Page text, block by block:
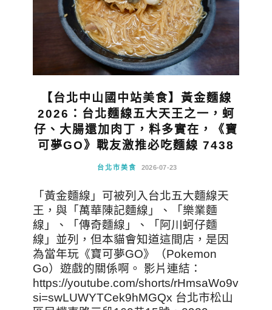
【台北中山國中站美食】黃金麵線
2026：台北麵線五大天王之一，蚵
仔、大腸還加肉丁，料多實在，《寶
可夢GO》戰友激推必吃麵線 7438
台北市美食 2026-07-23
「黃金麵線」可被列入台北五大麵線天
王，與「萬華陳記麵線」、「樂業麵
線」、「傳奇麵線」、「阿川蚵仔麵
線」並列，但本貓會知道這間店，是因
為當年玩《寶可夢GO》（Pokemon
Go）遊戲的關係啊。 影片連結：
https://youtube.com/shorts/rHmsaWo9v8E?
si=swLUWYTCek9hMGQx 台北市松山